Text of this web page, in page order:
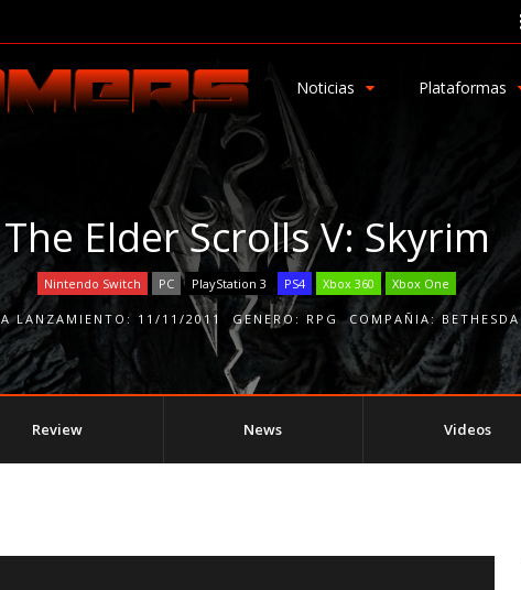
Noticias Plataformas
The Elder Scrolls V: Skyrim
Nintendo Switch PC PlayStation 3 PS4 Xbox 360 Xbox One
LANZAMIENTO: 11/11/2011 GENERO: RPG COMPAÑIA:BETHESDA
Review News Videos